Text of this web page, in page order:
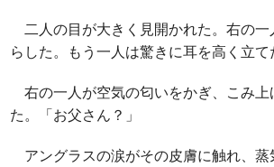
二人の目が大きく見開かれた。右の
らした。もう一人は驚きに耳を高く立て
右の一人が空気の匂いをかぎ、こみ上
た。「お父さん？」
アングラスの涙がその皮膚に触れ、蒸